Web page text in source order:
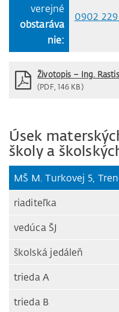
verejné
obstaráva
nie:
0902 229
Životopis – Ing.
(PDF, 146 KB)
Úsek
školy a
MŠ M. Turkovej 5,
riaditeľka
vedúca ŠJ
školská jedáleň
trieda A
trieda B